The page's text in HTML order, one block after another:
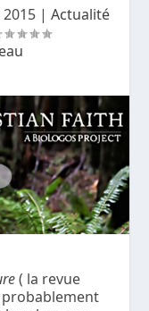
| Actualité
( la revue